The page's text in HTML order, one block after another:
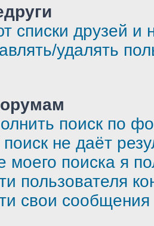
списки друзей и
удалять
поиск по
не даёт
моего поиска я
пользователя
свои